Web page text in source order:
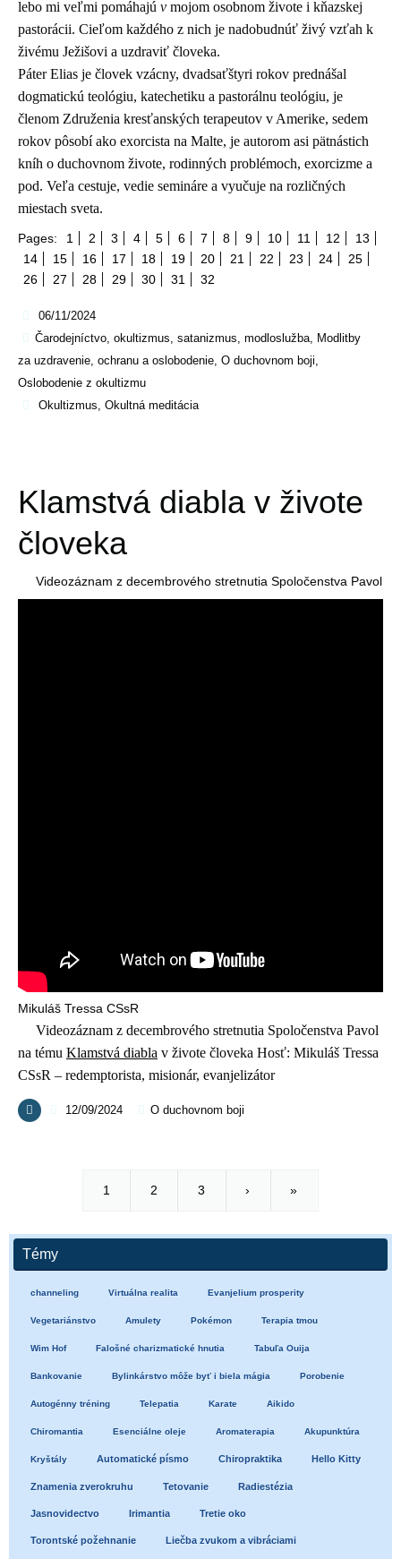
lebo mi veľmi pomáhajú v mojom osobnom živote i kňazskej
pastorácii. Cieľom každého z nich je nadobudnúť živý vzťah k
živému Ježišovi a uzdraviť človeka.
Páter Elias je človek vzácny, dvadsaťštyri rokov prednášal
dogmatickú teológiu, katechetiku a pastorálnu teológiu, je
členom Združenia kresťanských terapeutov v Amerike, sedem
rokov pôsobí ako exorcista na Malte, je autorom asi pätnástich
kníh o duchovnom živote, rodinných problémoch, exorcizme a
pod. Veľa cestuje, vedie semináre a vyučuje na rozličných
miestach sveta.
Pages: 1 2 3 4 5 6 7 8 9 10 11 12
13
14
15 16 17 18 19 20 21 22 23 24
25
26
27 28 29 30 31 32
06/11/2024
Čarodejníctvo, okultizmus, satanizmus, modloslužba, Modlitby
za uzdravenie, ochranu a oslobodenie, O duchovnom boji,
Oslobodenie z okultizmu
Okultizmus, Okultná meditácia
Klamstvá diabla v živote
človeka
Videozáznam z decembrového stretnutia Spoločenstva Pavol
Mikuláš Tressa CSsR
Videozáznam z decembrového stretnutia Spoločenstva Pavol
na tému Klamstvá diabla v živote človeka Hosť: Mikuláš Tressa
CSsR – redemptorista, misionár, evanjelizátor
12/09/2024 O duchovnom boji
1 2 3 › »
Témy
channeling Virtuálna realita Evanjelium prosperity
Vegetariánstvo Amulety Pokémon Terapia tmou
Wim Hof Falošné charizmatické hnutia Tabuľa Ouija
Bankovanie Bylinkárstvo môže byť i biela mágia Porobenie
Autogénny tréning Telepatia Karate Aikido
Chiromantia Esenciálne oleje Aromaterapia Akupunktúra
Kryštály Automatické písmo Chiropraktika Hello Kitty
Znamenia zverokruhu Tetovanie Radiestézia
Jasnovidectvo Irimantia Tretie oko
Torontské požehnanie Liečba zvukom a vibráciami